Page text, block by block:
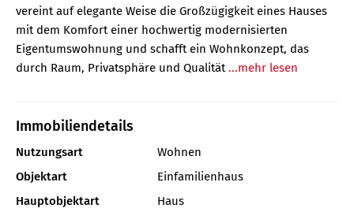
vereint auf elegante Weise die Großzügigkeit eines Hauses
mit dem Komfort einer hochwertig modernisierten
Eigentumswohnung und schafft ein Wohnkonzept, das
durch Raum, Privatsphäre und Qualität...mehr lesen
Immobiliendetails
Nutzungsart
Wohnen
Objektart
Einfamilienhaus
Hauptobjektart
Haus